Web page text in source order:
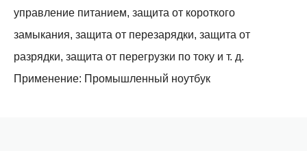
управление питанием, защита от короткого
замыкания, защита от перезарядки, защита от
разрядки, защита от перегрузки по току и т. д.
Применение: Промышленный ноутбук